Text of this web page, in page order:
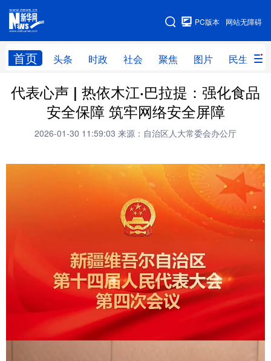
网站无障碍
PC版本
首页 头条 时政 社会 聚焦 图片 民生
网站地图
头条 时政 社会 聚焦
图片 民生 访谈 经济
服务 援疆
云游新疆 云端悦读 云看书画 光影新疆
廉政频道 新华视角看新疆
天津 河北 山西
吉林 上海 江苏
浙江 安徽 福建
山东 河南 湖北 湖南
代表心声 | 热依木江·巴拉提：强化食品
安全保障 筑牢网络安全屏障
2026-01-30 11:59:03 来源：自治区人大常委会办公厅